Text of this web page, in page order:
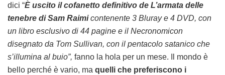
dici “È uscito il cofanetto definitivo de L’armata delle
tenebre di Sam Raimicontenente 3 Bluray e 4 DVD, con
un libro esclusivo di 44 pagine e il Necronomicon
disegnato da Tom Sullivan, con il pentacolo satanico che
s’illumina al buio”, fanno la hola per un mese. Il mondo è
bello perché è vario, ma quelli che preferiscono i